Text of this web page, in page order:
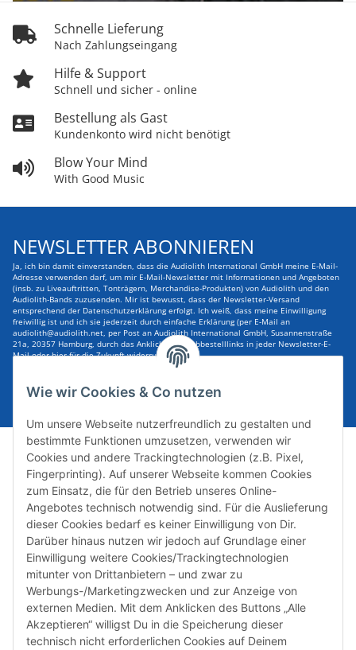
Wie wir Cookies & Co nutzen
Um unsere Webseite nutzerfreundlich zu gestalten und
bestimmte Funktionen umzusetzen, verwenden wir
Cookies und andere Trackingtechnologien (z.B. Pixel,
Fingerprinting). Auf unserer Webseite kommen Cookies
zum Einsatz, die für den Betrieb unseres Online-
Angebotes technisch notwendig sind. Für die Auslieferung
dieser Cookies bedarf es keiner Einwilligung von Dir.
Darüber hinaus nutzen wir jedoch auf Grundlage einer
Einwilligung weitere Cookies/Trackingtechnologien
mitunter von Drittanbietern – und zwar zu
Werbungs-/Marketingzwecken und zur Anzeige von
externen Medien. Mit dem Anklicken des Buttons „Alle
Akzeptieren“ willigst Du in die Speicherung dieser
technisch nicht erforderlichen Cookies auf Deinem
Schnelle Lieferung
Nach Zahlungseingang
Hilfe & Support
Schnell und sicher - online
Bestellung als Gast
Kundenkonto wird nicht benötigt
Blow Your Mind
With Good Music
NEWSLETTER ABONNIEREN
Ja, ich bin damit einverstanden, dass die Audiolith International GmbH meine E-Mail-
Adresse verwenden darf, um mir E-Mail-Newsletter mit Informationen und Angeboten
(insb. zu Liveauftritten, Tonträgern, Merchandise-Produkten) von Audiolith und den
Audiolith-Bands zuzusenden. Mir ist bewusst, dass der Newsletter-Versand
entsprechend der Datenschutzerklärung erfolgt. Ich weiß, dass meine Einwilligung
freiwillig ist und ich sie jederzeit durch einfache Erklärung (per E-Mail an
audiolith@audiolith.net, per Post an Audiolith International GmbH, Susannenstraße
21a, 20357 Hamburg, durch das Anklicken des Abbestelllinks in jeder Newsletter-E-
Mail oder hier für die Zukunft widerrufen kann.
Susannenstraße 21a, DE-20357 Hamburg
Tel: +49 (0)40 432 76 990
Email:shop@audiolith.net
Servicezeiten (Mo.-Fr.) 11:00 - 15:00 Uhr